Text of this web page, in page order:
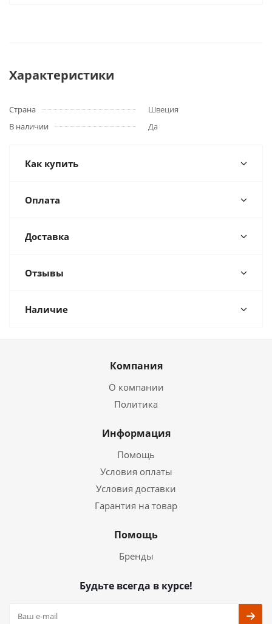
Характеристики
Страна
Швеция
В наличии
Да
Как купить
Оплата
Доставка
Отзывы
Наличие
Компания
О компании
Политика
Информация
Помощь
Условия оплаты
Условия доставки
Гарантия на товар
Помощь
Бренды
Будьте всегда в курсе!